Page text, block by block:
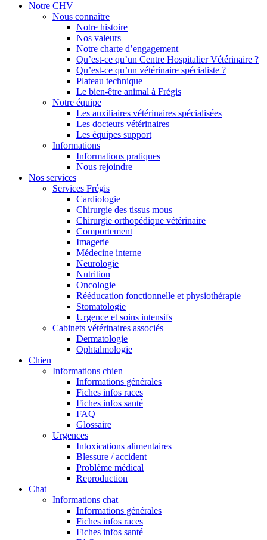
Notre CHV
Nous connaître
Notre histoire
Nos valeurs
Notre charte d’engagement
Qu’est-ce qu’un Centre Hospitalier Vétérinaire ?
Qu’est-ce qu’un vétérinaire spécialiste ?
Plateau technique
Le bien-être animal à Frégis
Notre équipe
Les auxiliaires vétérinaires spécialisées
Les docteurs vétérinaires
Les équipes support
Informations
Informations pratiques
Nous rejoindre
Nos services
Services Frégis
Cardiologie
Chirurgie des tissus mous
Chirurgie orthopédique vétérinaire
Comportement
Imagerie
Médecine interne
Neurologie
Nutrition
Oncologie
Rééducation fonctionnelle et physiothérapie
Stomatologie
Urgence et soins intensifs
Cabinets vétérinaires associés
Dermatologie
Ophtalmologie
Chien
Informations chien
Informations générales
Fiches infos races
Fiches infos santé
FAQ
Glossaire
Urgences
Intoxications alimentaires
Blessure / accident
Problème médical
Reproduction
Chat
Informations chat
Informations générales
Fiches infos races
Fiches infos santé